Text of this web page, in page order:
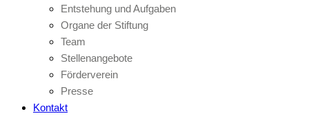
Entstehung und Aufgaben
Organe der Stiftung
Team
Stellenangebote
Förderverein
Presse
Kontakt